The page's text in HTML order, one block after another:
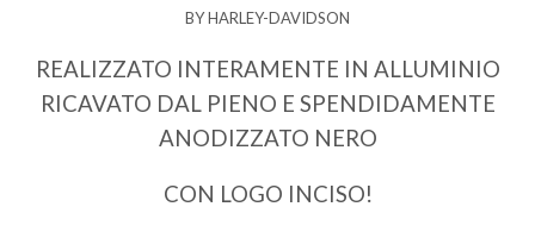
BY HARLEY-DAVIDSON
REALIZZATO INTERAMENTE IN ALLUMINIO
RICAVATO DAL PIENO E SPENDIDAMENTE
ANODIZZATO NERO
CON LOGO INCISO!